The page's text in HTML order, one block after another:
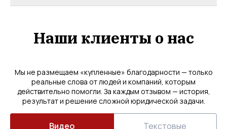
Наши клиенты о нас
Мы не размещаем «купленные» благодарности — только
реальные слова от людей и компаний, которым
действительно помогли. За каждым отзывом — история,
результат и решение сложной юридической задачи.
Видео Текстовые